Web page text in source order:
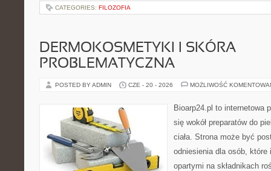
CATEGORIES: FILOZOFIA
DERMOKOSMETYKI I SKÓRA
PROBLEMATYCZNA
POSTED BY ADMIN CZE - 20 - 2026 MOŻLIWOŚĆ
Bioarp24.pl to internetowa
się wokół preparatów do
ciała. Strona może być
odniesienia dla osób,
opartymi na składnikach